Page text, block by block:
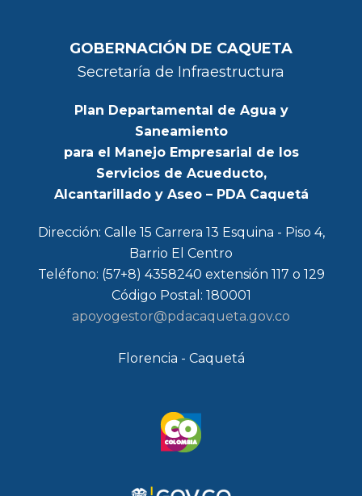
GOBERNACIÓN DE CAQUETA
Secretaría de Infraestructura
Plan Departamental de Agua y
Saneamiento
para el Manejo Empresarial de los
Servicios de Acueducto,
Alcantarillado y Aseo – PDA Caquetá
Dirección: Calle 15 Carrera 13 Esquina - Piso 4,
Barrio El Centro
Teléfono: (57+8) 4358240 extensión 117 o 129
Código Postal: 180001
apoyogestor@pdacaqueta.gov.co
Florencia - Caquetá